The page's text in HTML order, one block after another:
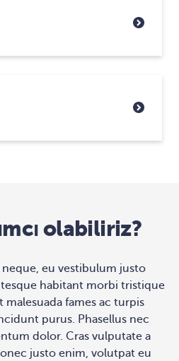
olabiliriz?
eu vestibulum justo
habitant morbi tristique
malesuada fames ac turpis
purus. Phasellus nec
dolor. Cras vulputate a
justo enim, volutpat eu